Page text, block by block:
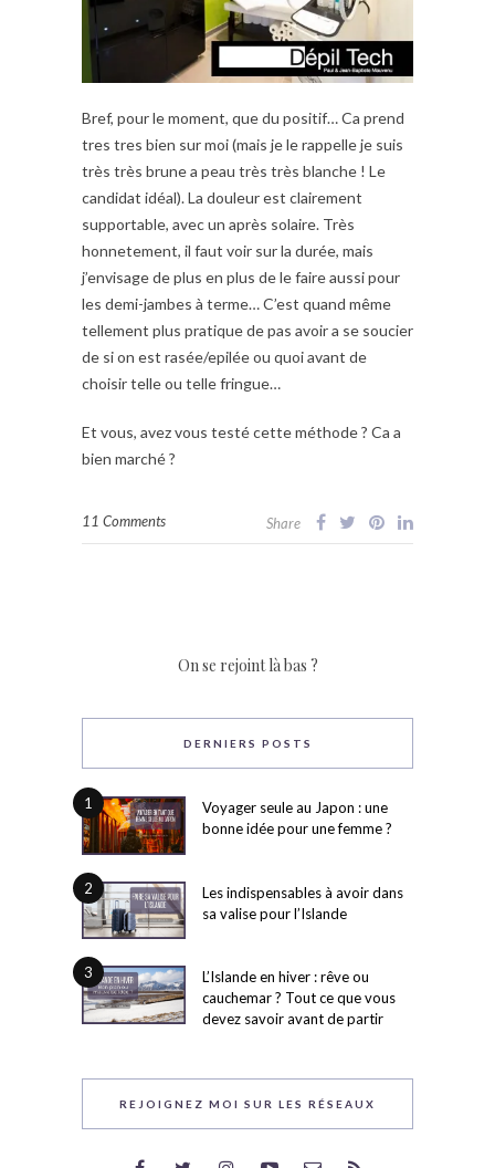
Bref, pour le moment, que du positif… Ca prend
tres tres bien sur moi (mais je le rappelle je suis
très très brune a peau très très blanche ! Le
candidat idéal). La douleur est clairement
supportable, avec un après solaire. Très
honnetement, il faut voir sur la durée, mais
j’envisage de plus en plus de le faire aussi pour
les demi-jambes à terme… C’est quand même
tellement plus pratique de pas avoir a se soucier
de si on est rasée/epilée ou quoi avant de
choisir telle ou telle fringue…
Et vous, avez vous testé cette méthode ? Ca a
bien marché ?
11 Comments Share
On se rejoint là bas ?
DERNIERS POSTS
1
Voyager seule au Japon : une
bonne idée pour une femme ?
2
Les indispensables à avoir dans
sa valise pour l’Islande
3
L’Islande en hiver : rêve ou
cauchemar ? Tout ce que vous
devez savoir avant de partir
REJOIGNEZ MOI SUR LES RÉSEAUX